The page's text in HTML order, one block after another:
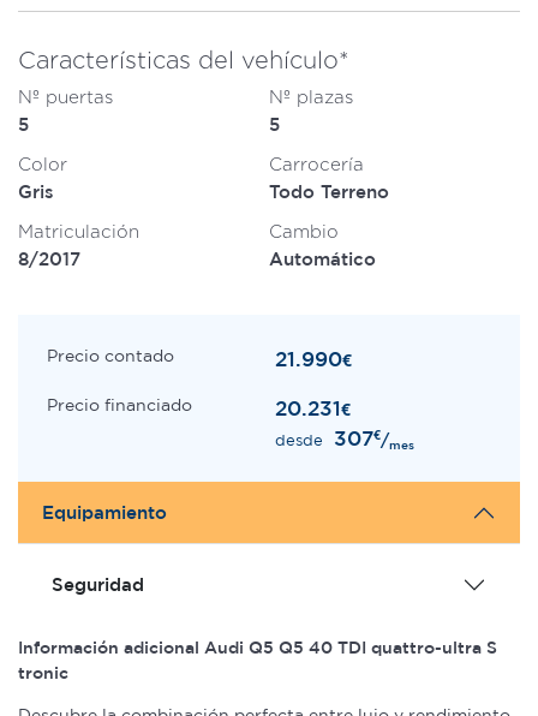
Características del vehículo*
Nº puertas
5
Nº plazas
5
Color
Gris
Carrocería
Todo Terreno
Matriculación
8/2017
Cambio
Automático
Precio contado 21.990€
Precio financiado 20.231€
desde 307€/mes
Equipamiento
Seguridad
Información adicional Audi Q5 Q5 40 TDI quattro-ultra S
tronic